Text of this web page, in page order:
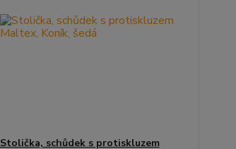
Stolička, schůdek s protiskluzem